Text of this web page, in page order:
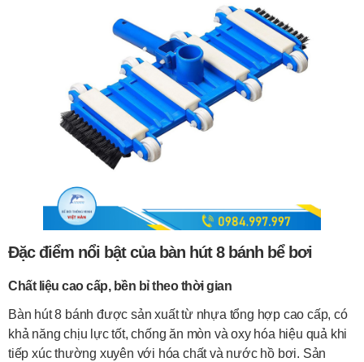
Đặc điểm nổi bật của bàn hút 8 bánh bể bơi
Chất liệu cao cấp, bền bỉ theo thời gian
Bàn hút 8 bánh được sản xuất từ nhựa tổng hợp cao cấp, có
khả năng chịu lực tốt, chống ăn mòn và oxy hóa hiệu quả khi
tiếp xúc thường xuyên với hóa chất và nước hồ bơi. Sản